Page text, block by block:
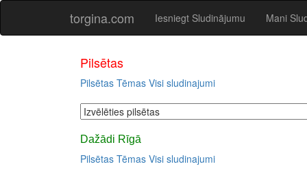
torgina.com Iesniegt Sludinājumu Mani
Pilsētas
Pilsētas Tēmas Visi sludinajumi
Dažādi Rīgā
Pilsētas Tēmas Visi sludinajumi